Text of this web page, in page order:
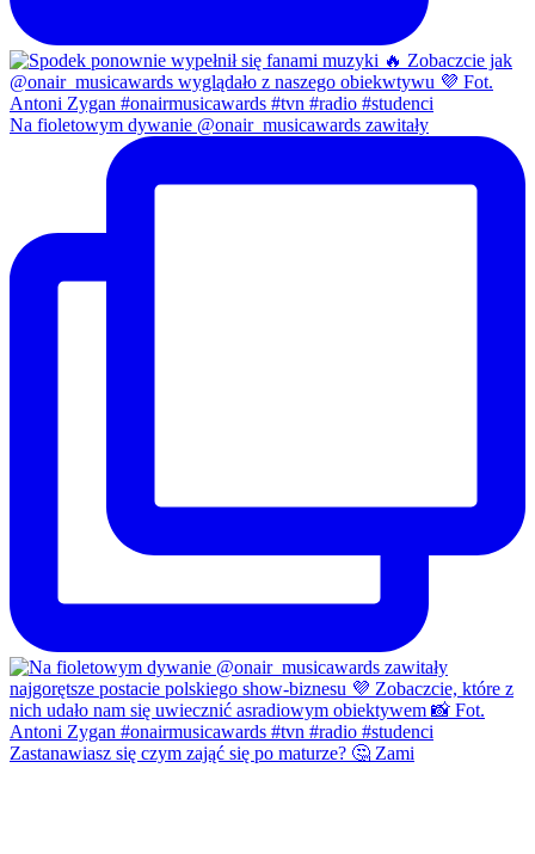
Na fioletowym dywanie @onair_musicawards zawitały
Zastanawiasz się czym zająć się po maturze? 🤔 Zami